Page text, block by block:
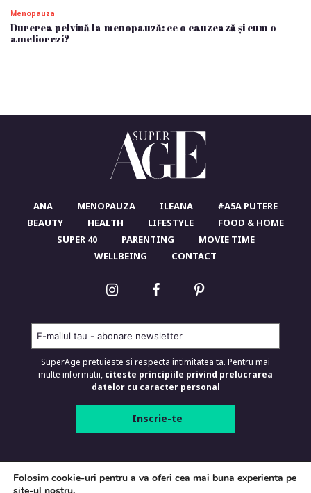
Menopauza
Durerea pelvină la menopauză: ce o cauzează și cum o
ameliorezi?
ANA MENOPAUZA ILEANA
#A5A PUTERE
BEAUTY
HEALTH LIFESTYLE
FOOD & HOME
SUPER 40
PARENTING
MOVIE TIME
WELLBEING
CONTACT
SuperAge pretuieste si respecta intimitatea ta. Pentru mai
multe informatii, citeste principiile privind prelucrarea
datelor cu caracter personal
SUPERAGE.RO © 2026 Toate drepturile
Folosim cookie-uri pentru a va oferi cea mai buna experienta pe